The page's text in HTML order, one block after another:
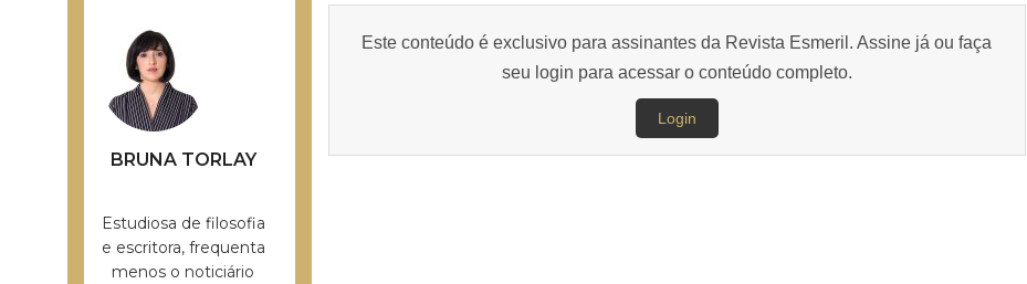
BRUNA TORLAY
Estudiosa de filosofia
e escritora, frequenta
menos o noticiário
Este conteúdo é exclusivo para assinantes da Revista Esmeril. Assine já ou faça
seu login para acessar o conteúdo completo.
Login